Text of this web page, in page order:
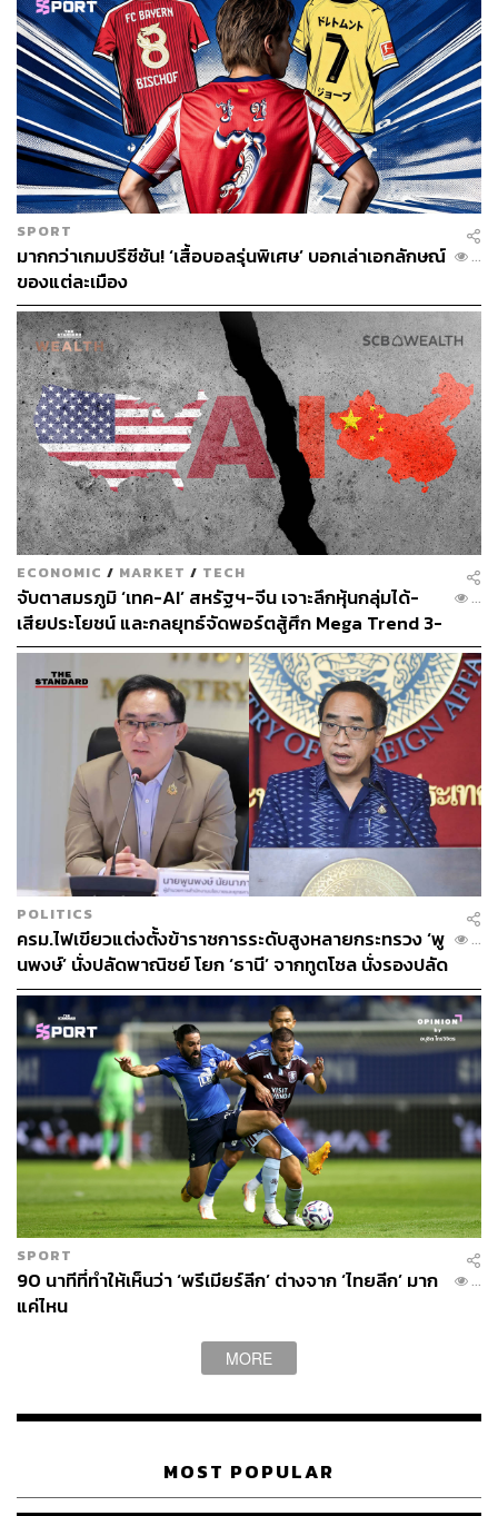
SPORT
มากกว่าเกมปรีซีซัน! ‘เสื้อบอลรุ่นพิเศษ’ บอกเล่าเอกลักษณ์
ของแต่ละเมือง
...
ECONOMIC / MARKET / TECH
จับตาสมรภูมิ ‘เทค-AI’ สหรัฐฯ-จีน เจาะลึกหุ้นกลุ่มได้-
เสียประโยชน์ และกลยุทธ์จัดพอร์ตสู้ศึก Mega Trend 3-
5 ปีข้างหน้า
...
POLITICS
ครม.ไฟเขียวแต่งตั้งข้าราชการระดับสูงหลายกระทรวง ‘พู
นพงษ์’ นั่งปลัดพาณิชย์ โยก ‘ธานี’ จากทูตโซล นั่งรองปลัด
กต.
...
SPORT
90 นาทีที่ทำให้เห็นว่า ‘พรีเมียร์ลีก’ ต่างจาก ‘ไทยลีก’ มาก
แค่ไหน
...
MORE
MOST POPULAR